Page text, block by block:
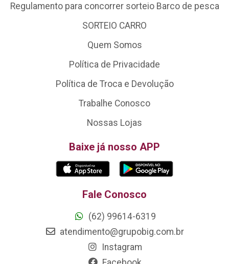
Regulamento para concorrer sorteio Barco de pesca
SORTEIO CARRO
Quem Somos
Política de Privacidade
Política de Troca e Devolução
Trabalhe Conosco
Nossas Lojas
Baixe já nosso APP
Fale Conosco
(62) 99614-6319
atendimento@grupobig.com.br
Instagram